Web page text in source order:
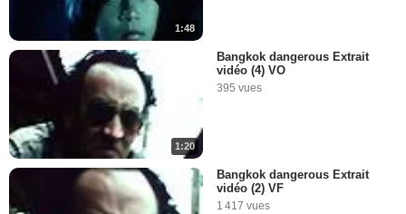
1:48
1:20
Bangkok dangerous Extrait
vidéo (4) VO
395 vues
Bangkok dangerous Extrait
vidéo (2) VF
1 417 vues